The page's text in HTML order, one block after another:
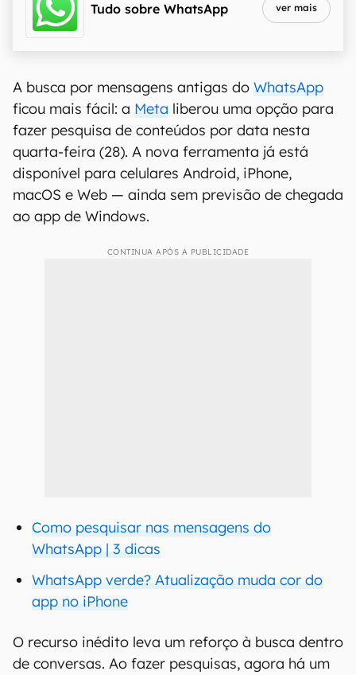
Tudo sobre WhatsApp ver mais
A busca por mensagens antigas do WhatsApp
ficou mais fácil: a Meta liberou uma opção para
fazer pesquisa de conteúdos por data nesta
quarta-feira (28). A nova ferramenta já está
disponível para celulares Android, iPhone,
macOS e Web — ainda sem previsão de chegada
ao app de Windows.
CONTINUA APÓS A PUBLICIDADE
Como pesquisar nas mensagens do
WhatsApp | 3 dicas
WhatsApp verde? Atualização muda cor do
app no iPhone
O recurso inédito leva um reforço à busca dentro
de conversas. Ao fazer pesquisas, agora há um